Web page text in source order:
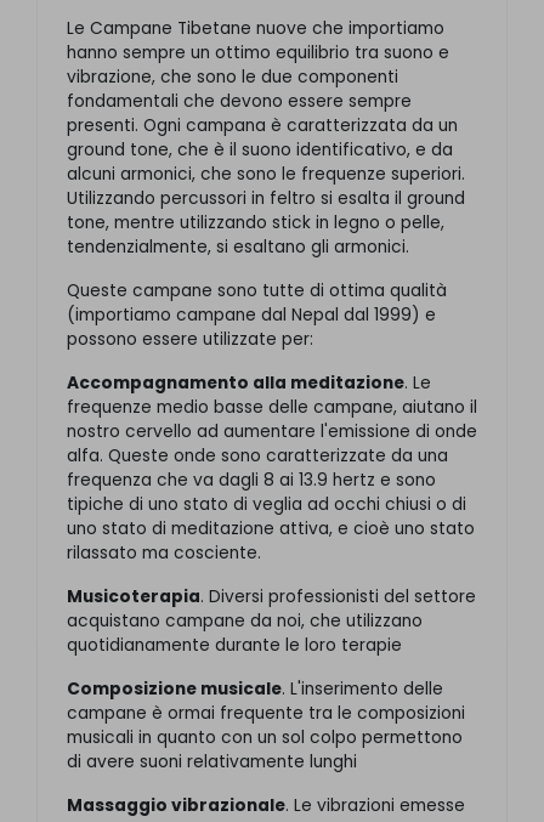
Le Campane Tibetane nuove che importiamo
hanno sempre un ottimo equilibrio tra suono e
vibrazione, che sono le due componenti
fondamentali che devono essere sempre
presenti. Ogni campana è caratterizzata da un
ground tone, che è il suono identificativo, e da
alcuni armonici, che sono le frequenze superiori.
Utilizzando percussori in feltro si esalta il ground
tone, mentre utilizzando stick in legno o pelle,
tendenzialmente, si esaltano gli armonici.
Queste campane sono tutte di ottima qualità
(importiamo campane dal Nepal dal 1999) e
possono essere utilizzate per:
Accompagnamento alla meditazione. Le
frequenze medio basse delle campane, aiutano il
nostro cervello ad aumentare l'emissione di onde
alfa. Queste onde sono caratterizzate da una
frequenza che va dagli 8 ai 13.9 hertz e sono
tipiche di uno stato di veglia ad occhi chiusi o di
uno stato di meditazione attiva, e cioè uno stato
rilassato ma cosciente.
Musicoterapia. Diversi professionisti del settore
acquistano campane da noi, che utilizzano
quotidianamente durante le loro terapie
Composizione musicale. L'inserimento delle
campane è ormai frequente tra le composizioni
musicali in quanto con un sol colpo permettono
di avere suoni relativamente lunghi
Massaggio vibrazionale. Le vibrazioni emesse